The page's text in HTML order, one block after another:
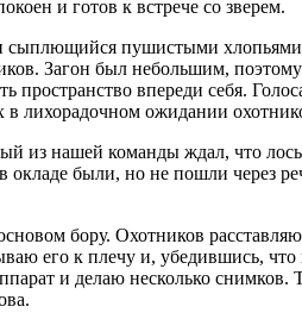
и готов к встрече со зверем.
пушистыми хлопьями
Загон был небольшим,
пространство впереди себя.
лихорадочном ожидании
из нашей команды ждал, что
окладе были, но не пошли через
бору. Охотников
его к плечу и, убедившись,
и делаю несколько